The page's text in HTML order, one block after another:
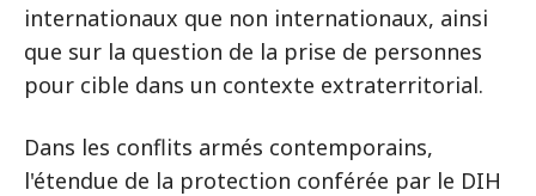
internationaux que non internationaux, ainsi
que sur la question de la prise de personnes
pour cible dans un contexte extraterritorial.
Dans les conflits armés contemporains,
l'étendue de la protection conférée par le DIH